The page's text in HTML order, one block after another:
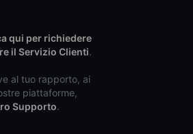
qui per richiedere
il Servizio Clienti.
al tuo rapporto, ai
piattaforme,
Supporto.